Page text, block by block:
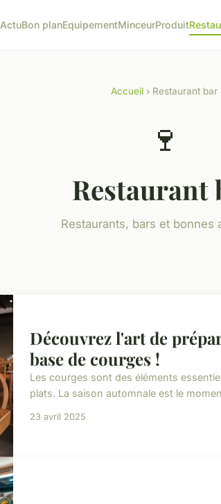
ActuBon planEquipementMinceurProduit
Accueil › Restaurant bar
🍷
Restaurant
Restaurants, bars et bonnes
Découvrez l'art de
base de courges !
Les courges sont des éléments
plats. La saison automnale est le
23 avril 2025